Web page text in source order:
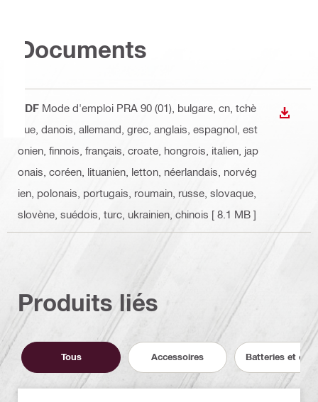
Documents
PDF Mode d'emploi PRA 90 (01) , bulgare, cn, tchè
que, danois, allemand, grec, anglais, espagnol, est
onien, finnois, français, croate, hongrois, italien, jap
onais, coréen, lituanien, letton, néerlandais, norvég
ien, polonais, portugais, roumain, russe, slovaque,
slovène, suédois, turc, ukrainien, chinois [ 8.1 MB ]
Produits liés
Tous Accessoires Batteries et